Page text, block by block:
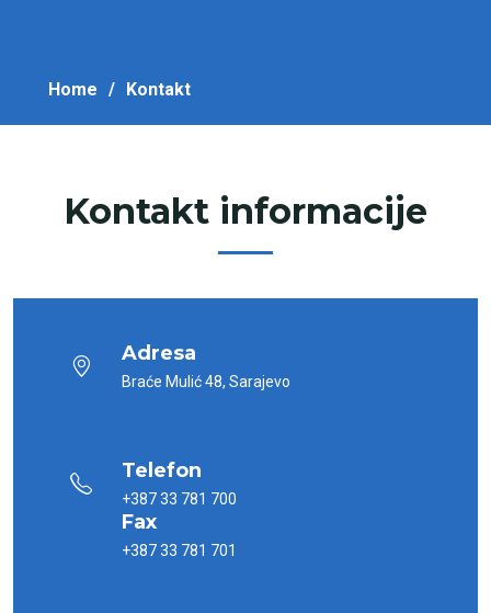
Home Kontakt
Kontakt informacije
Adresa
Braće Mulić 48, Sarajevo
Telefon
+387 33 781 700
Fax
+387 33 781 701